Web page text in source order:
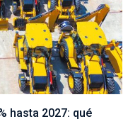
hasta 2027: qué